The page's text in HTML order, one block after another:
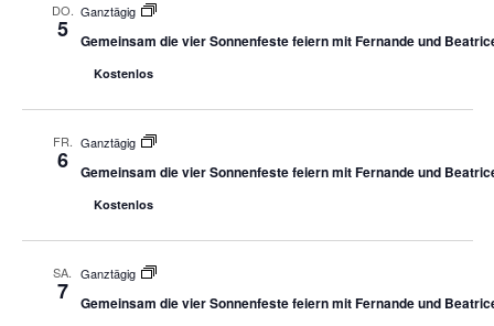
DO.
5
Ganztägig
Gemeinsam die vier Sonnenfeste feiern mit Fernande und
Kostenlos
FR.
6
Ganztägig
Gemeinsam die vier Sonnenfeste feiern mit Fernande und
Kostenlos
SA.
7
Ganztägig
Gemeinsam die vier Sonnenfeste feiern mit Fernande und